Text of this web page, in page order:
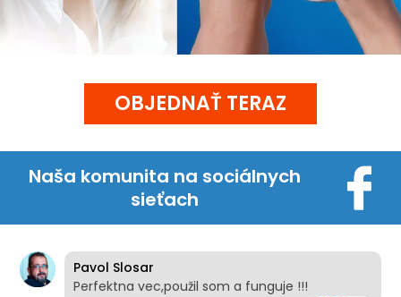
OBJEDNAŤ TERAZ
Naša komunita na sociálnych
sieťach
Pavol Slosar
Perfektna vec,použil som a funguje !!!